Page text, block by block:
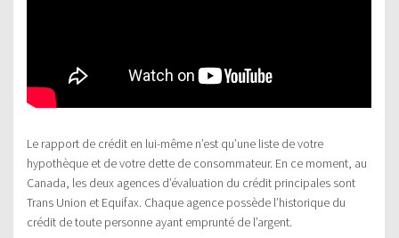
Le rapport de crédit en lui-même n’est qu’une liste de votre
hypothèque et de votre dette de consommateur. En ce moment, au
Canada, les deux agences d’évaluation du crédit principales sont
Trans Union et Equifax. Chaque agence possède l’historique du
crédit de toute personne ayant emprunté de l’argent.